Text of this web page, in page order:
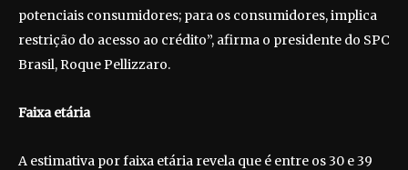
potenciais consumidores; para os consumidores, implica
restrição do acesso ao crédito”, afirma o presidente do SPC
Brasil, Roque Pellizzaro.
Faixa etária
A estimativa por faixa etária revela que é entre os 30 e 39